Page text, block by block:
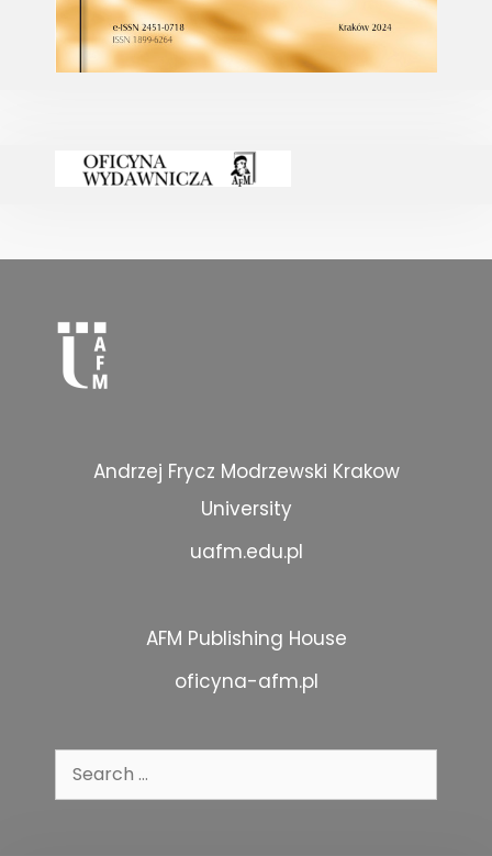
Andrzej Frycz Modrzewski Krakow
University
uafm.edu.pl
AFM Publishing House
oficyna-afm.pl
Search
for: